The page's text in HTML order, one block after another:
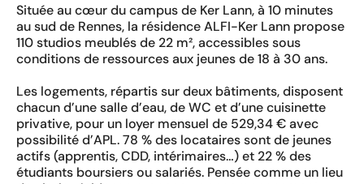
Située au cœur du campus de Ker Lann, à 10 minutes
au sud de Rennes, la résidence ALFI-Ker Lann propose
110 studios meublés de 22 m², accessibles sous
conditions de ressources aux jeunes de 18 à 30 ans.
Les logements, répartis sur deux bâtiments, disposent
chacun d’une salle d’eau, de WC et d’une cuisinette
privative, pour un loyer mensuel de 529,34 € avec
possibilité d’APL. 78 % des locataires sont de jeunes
actifs (apprentis, CDD, intérimaires…) et 22 % des
étudiants boursiers ou salariés. Pensée comme un lieu